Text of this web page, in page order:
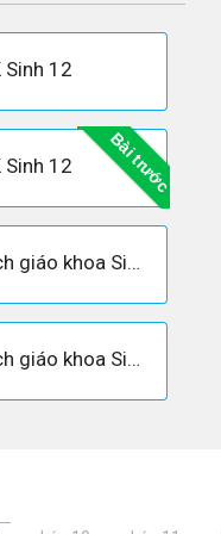
Sinh 12
Bài trước
Sinh 12
Câu 2 trang 200 Sách giáo khoa Sinh học 12
Câu 4 trang 200 Sách giáo khoa Sinh học 12